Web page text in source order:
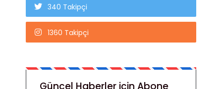
340 Takipçi
1360 Takipçi